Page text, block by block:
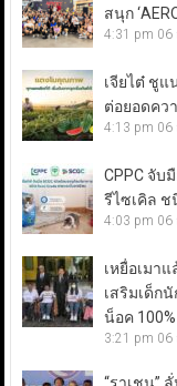
สนุก
4:31 pm 06
เจียไต๋ ชูแ
ต่อยอดคว
4:13 pm 06
CPPC จับ
รีไซเคิล ช
4:03 pm 06
เหยื่อเมา
เสริมเด็ก
น็อค 100%
3:21 pm 06